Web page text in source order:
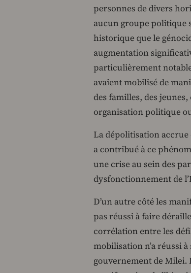
personnes de divers
aucun groupe politique
historique que le
augmentation
particulièrement
avaient mobilisé de
des familles, des
organisation politique
La dépolitisation accrue
a contribué à ce
une crise au sein des
dysfonctionnement de
D’un autre côté les
pas réussi à faire
corrélation entre les
mobilisation n’a réussi
gouvernement de Milei.